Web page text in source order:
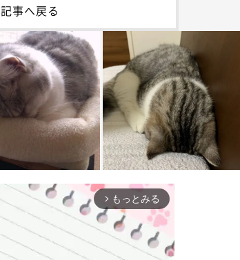
記事へ戻る
arrow_forward_ios もっとみる